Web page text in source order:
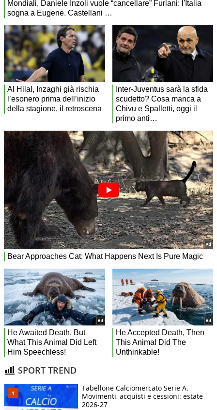
SPORT TREND
Tabellone Calciomercato Serie A.
Movimenti, acquisti e cessioni: estate
2026-27